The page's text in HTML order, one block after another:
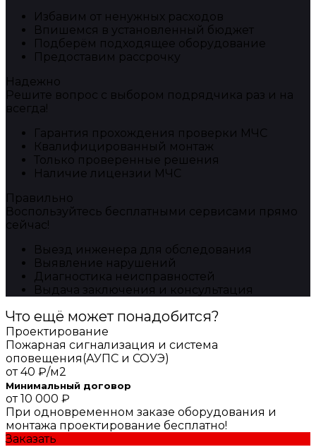
Избавим от ненужных расходов
Впишемся в установленный бюджет
Подберём подходящее оборудование
Предоставим рассрочку
Надежно
Решите вопрос с выбором подрядчика раз и на
всегда!
Гарантия прохождения проверки МЧС
Квалифицированный монтаж
Только проверенные решения
Наличие лицензии МЧС
Правильно
Воспользуйтесь бесплатными сервисами прямо
сейчас!
Выезд инженера для обследования
Выявление нарушений
Диагностика неисправностей
Выдача заключения и консультация
Что ещё может понадобится?
Проектирование
Пожарная сигнализация и система
оповещения(АУПС и СОУЭ)
от40 ₽/м2
Минимальный договор
от 10 000 ₽
При одновременном заказе оборудования и
монтажа проектирование бесплатно!
Заказать